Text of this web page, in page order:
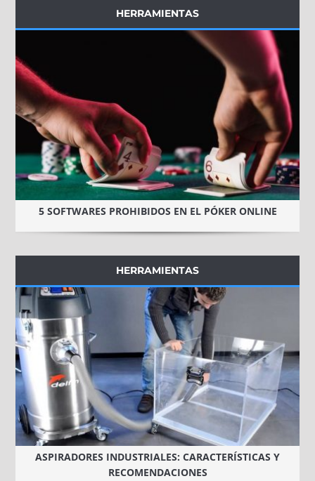
HERRAMIENTAS
5 SOFTWARES PROHIBIDOS EN EL PÓKER ONLINE
HERRAMIENTAS
ASPIRADORES INDUSTRIALES: CARACTERÍSTICAS Y
RECOMENDACIONES